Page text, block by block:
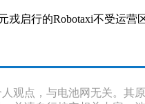
戎启行的Robotaxi不受运
观点，与电池网无关。其